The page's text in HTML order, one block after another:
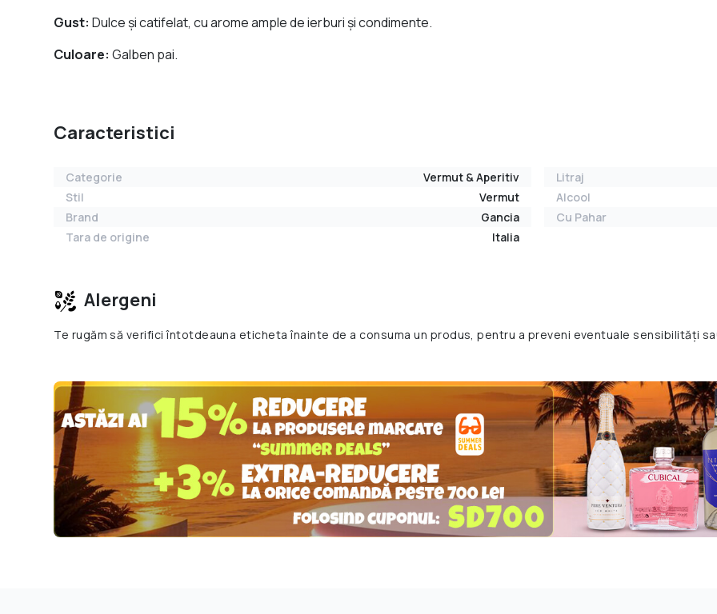
Gust: Dulce și catifelat, cu arome ample de ierburi și condimente.
Culoare: Galben pai.
Caracteristici
Categorie
Vermut & Aperitiv
Stil
Vermut
Brand
Gancia
Tara de origine
Italia
Litraj
Alcool
Cu Pahar
Alergeni
Te rugăm să verifici întotdeauna eticheta înainte de a consuma un produs, pentru a preveni eventuale sensibilități